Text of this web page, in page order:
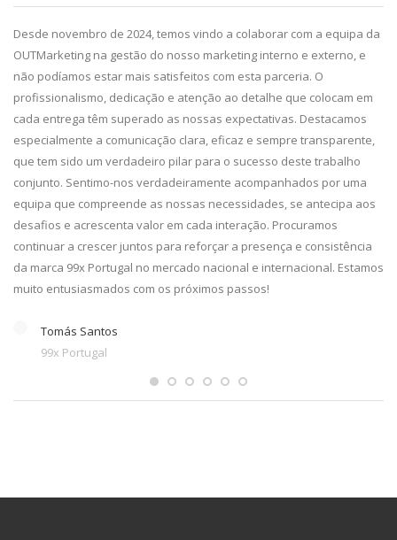
Desde novembro de 2024, temos vindo a colaborar com a equipa da
OUTMarketing na gestão do nosso marketing interno e externo, e
não podíamos estar mais satisfeitos com esta parceria. O
profissionalismo, dedicação e atenção ao detalhe que colocam em
cada entrega têm superado as nossas expectativas. Destacamos
especialmente a comunicação clara, eficaz e sempre transparente,
que tem sido um verdadeiro pilar para o sucesso deste trabalho
conjunto. Sentimo-nos verdadeiramente acompanhados por uma
equipa que compreende as nossas necessidades, se antecipa aos
desafios e acrescenta valor em cada interação. Procuramos
continuar a crescer juntos para reforçar a presença e consistência
da marca 99x Portugal no mercado nacional e internacional. Estamos
muito entusiasmados com os próximos passos!
Tomás Santos
99x Portugal